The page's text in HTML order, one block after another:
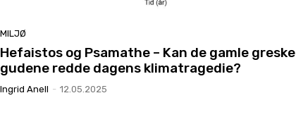
MILJØ
Hefaistos og Psamathe – Kan de gamle greske
gudene redde dagens klimatragedie?
Ingrid Anell - 12.05.2025